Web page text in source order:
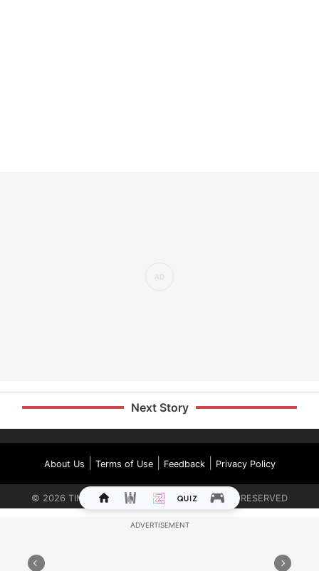
Next Story
About Us Terms of Use| Feedback| Privacy Policy
© 2026 TIMES INTERNET LIMITED. ALL RIGHTS RESERVED